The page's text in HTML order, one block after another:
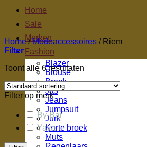
Home
Sale
Merken
Fashion
Blazer
Blouse
Broek
Jas
Jeans
Jumpsuit
Jurk
Korte broek
Muts
Home / Modeaccessoires /Riem
Filter
Toont alle 6 resultaten
Filter op merk
By-Bar
Yaya